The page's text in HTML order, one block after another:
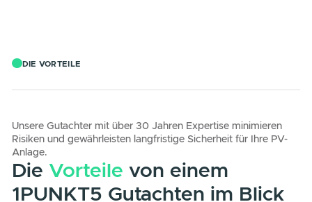
Wir prüfen Ihre Anlage auf Mängel, Fehler und Risiken
Komplikationen.